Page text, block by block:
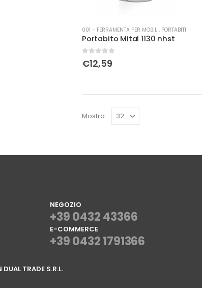
001 - FERRAMENTA PER MOBILI, PORTABITI
Portabito Mital 1130 nhst
Su 5
€12,59
Mostra:
NEGOZIO
+39 0432 43366
E-COMMERCE
+39 0432 1791366
TRADE S.R.L.